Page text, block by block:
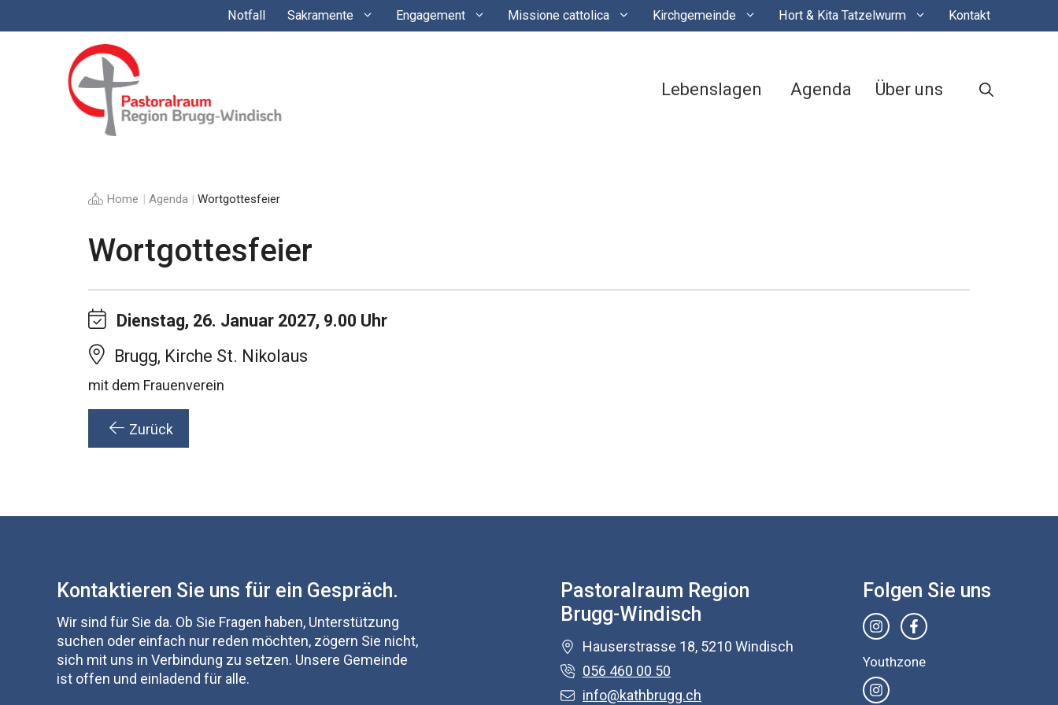
Notfall Sakramente Engagement Missione cattolica Kirchgemeinde Hort & Kita Tatzelwurm Kontakt
Lebenslagen Agenda Über uns
Home | Agenda | Wortgottesfeier
Wortgottesfeier
Dienstag, 26. Januar 2027, 9.00 Uhr
Brugg, Kirche St. Nikolaus
mit dem Frauenverein
Zurück
Kontaktieren Sie uns für ein Gespräch.
Wir sind für Sie da. Ob Sie Fragen haben, Unterstützung
suchen oder einfach nur reden möchten, zögern Sie nicht,
sich mit uns in Verbindung zu setzen. Unsere Gemeinde
ist offen und einladend für alle.
Pastoralraum Region
Brugg-Windisch
Hauserstrasse 18, 5210 Windisch
056 460 00 50
info@kathbrugg.ch
Folgen Sie uns
Youthzone